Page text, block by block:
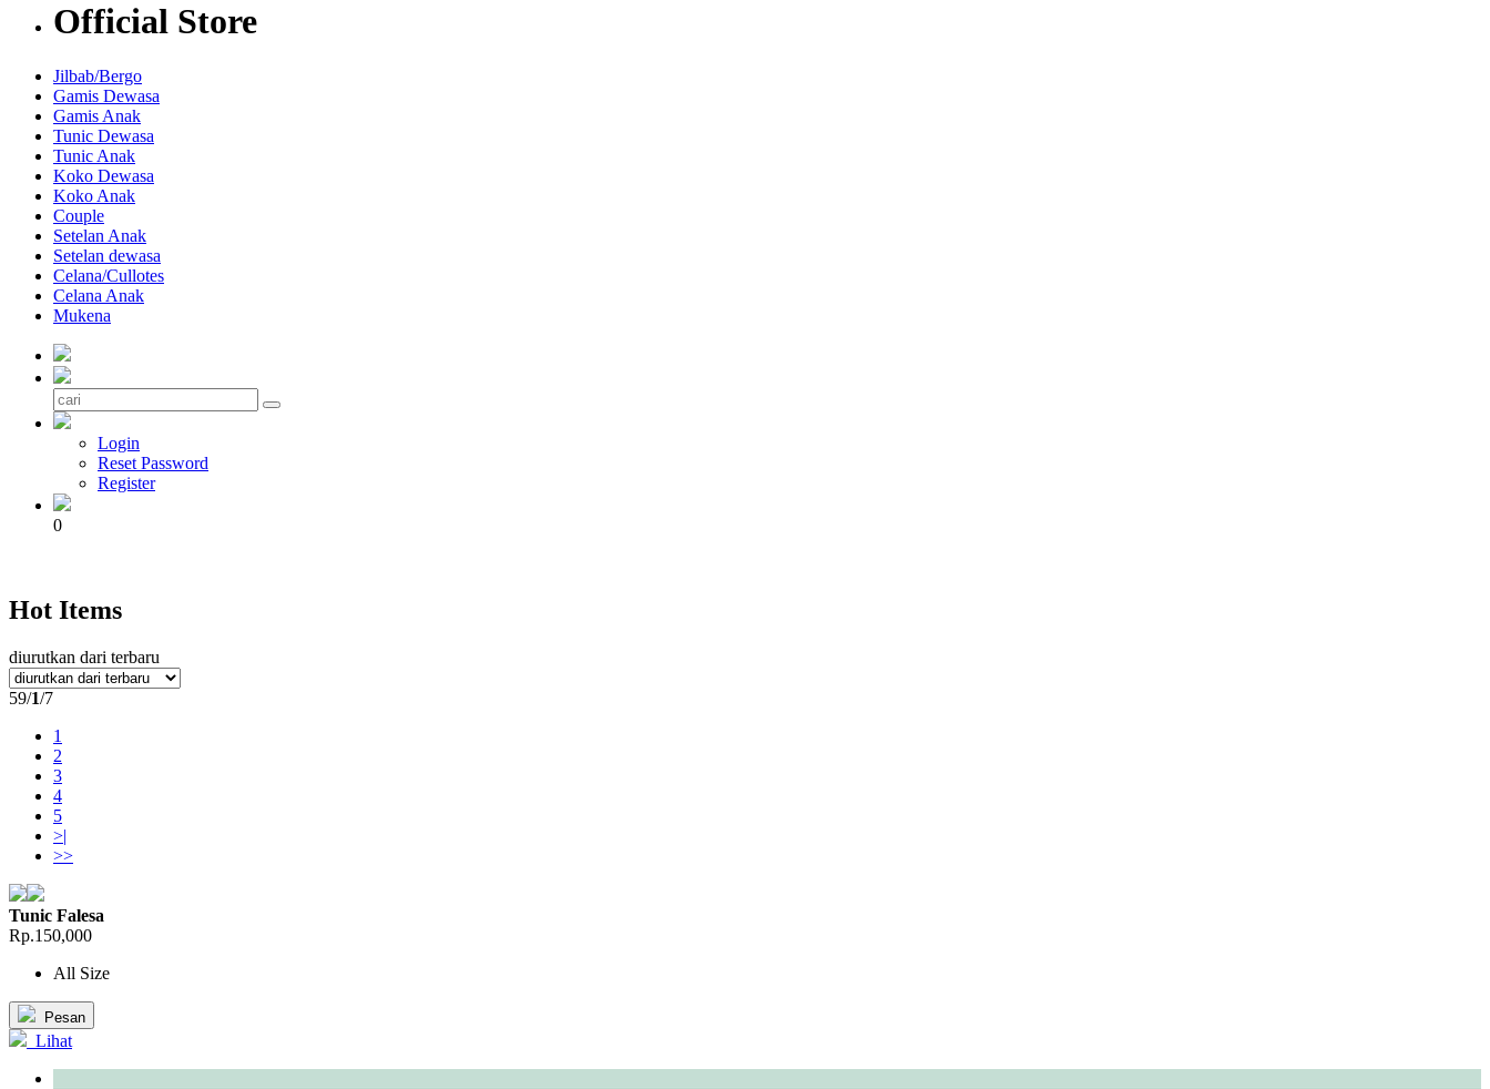
Official Store
Jilbab/Bergo
Gamis Dewasa
Gamis Anak
Tunic Dewasa
Tunic Anak
Koko Dewasa
Koko Anak
Couple
Setelan Anak
Setelan dewasa
Celana/Cullotes
Celana Anak
Mukena
Login
Reset Password
Register
0
Hot Items
diurutkan dari terbaru
59/1/7
1
2
3
4
5
>|
>>
Tunic Falesa
Rp.150,000
All Size
Pesan
Lihat